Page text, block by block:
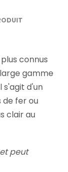
connus
gamme
s'agit d'un
fer ou
clair au
peut